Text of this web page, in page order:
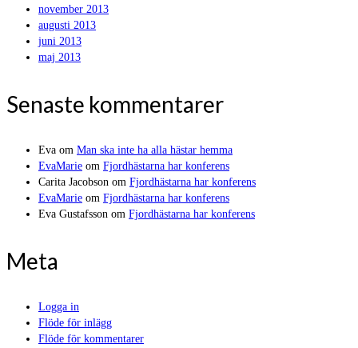
november 2013
augusti 2013
juni 2013
maj 2013
Senaste kommentarer
Eva om Man ska inte ha alla hästar hemma
EvaMarie om Fjordhästarna har konferens
Carita Jacobson om Fjordhästarna har konferens
EvaMarie om Fjordhästarna har konferens
Eva Gustafsson om Fjordhästarna har konferens
Meta
Logga in
Flöde för inlägg
Flöde för kommentarer